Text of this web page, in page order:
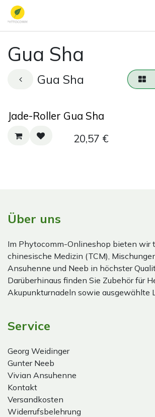
Zum Inhalt springen
Gua Sha
Gua Sha
Jade-Roller Gua Sha
20,57 €
Über uns
Im Phytocomm-Onlineshop bieten wir
chinesische Medizin (TCM),
Ansuhenne und Neeb in höchster
Darüberhinaus finden Sie Zubehör für
Akupunkturnadeln sowie ausgewählte
Service
Georg Weidinger
Gunter Neeb
Vivian Ansuhenne
Kontakt
Versandkosten
Widerrufsbelehrung